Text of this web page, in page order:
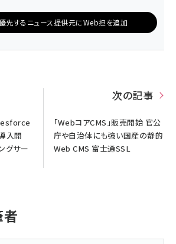
先するニュース提供元にWeb担を追加
入開
グサー
次の記事
「WebコアCMS」販売開始 官公
庁や自治体にも強い国産の静的
Web CMS 富士通SSL
者